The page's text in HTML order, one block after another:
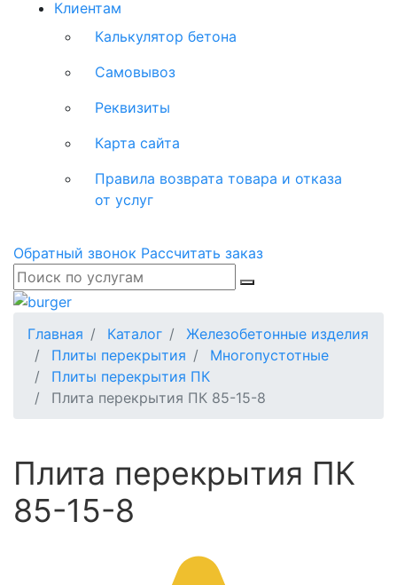
Клиентам
Калькулятор бетона
Самовывоз
Реквизиты
Карта сайта
Правила возврата товара и отказа
от услуг
Обратный звонок Рассчитать заказ
Главная Каталог
Железобетонные изделия
Плиты перекрытия
Многопустотные
Плиты перекрытия ПК
Плита перекрытия ПК 85-15-8
Плита перекрытия ПК
85-15-8